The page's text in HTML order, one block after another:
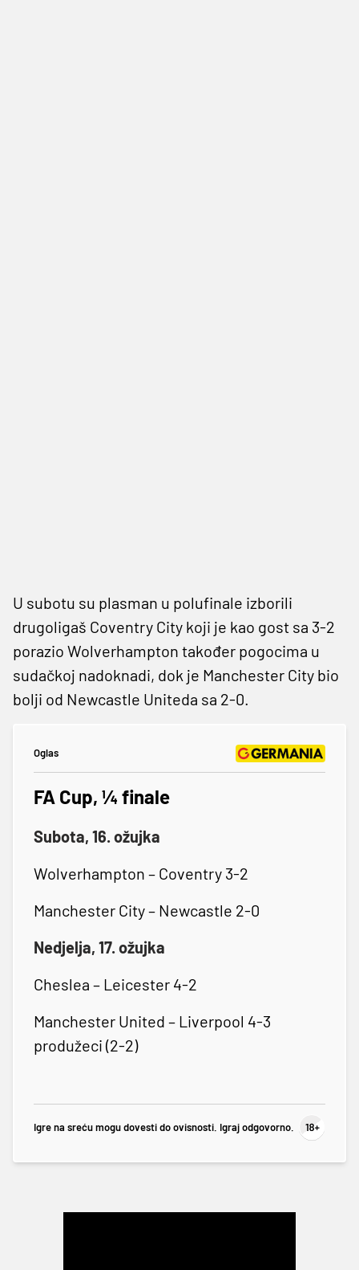
U subotu su plasman u polufinale izborili
drugoligaš Coventry City koji je kao gost sa 3-2
porazio Wolverhampton također pogocima u
sudačkoj nadoknadi, dok je Manchester City bio
bolji od Newcastle Uniteda sa 2-0.
Oglas
FA Cup, ¼ finale
Subota, 16. ožujka
Wolverhampton – Coventry 3-2
Manchester City – Newcastle 2-0
Nedjelja, 17. ožujka
Cheslea – Leicester 4-2
Manchester United – Liverpool 4-3
produžeci (2-2)
Igre na sreću mogu dovesti do ovisnosti. Igraj odgovorno.